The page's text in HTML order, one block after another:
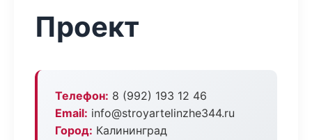
Проект
Телефон: 8 (992) 193 12 46
Email: info@stroyartelinzhe344.ru
Город: Калининград